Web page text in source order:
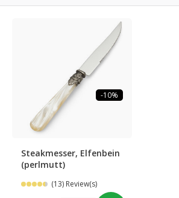
-10%
Steakmesser, Elfenbein
(perlmutt)
(13) Review(s)